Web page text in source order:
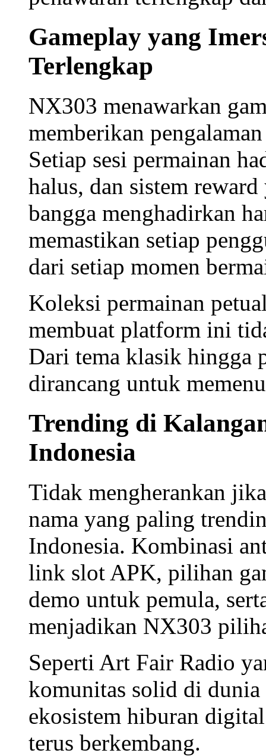
Gameplay yang
Terlengkap
NX303 menawarkan
memberikan
Setiap sesi permainan
halus, dan sistem
bangga menghadirkan
memastikan setiap
dari setiap momen
Koleksi permainan
membuat platform ini
Dari tema klasik hingga
dirancang untuk
Trending di
Indonesia
Tidak mengherankan
nama yang paling
Indonesia. Kombinasi
link slot APK, pilihan
demo untuk pemula,
menjadikan NX303
Seperti Art Fair Radio
komunitas solid di
ekosistem hiburan
terus berkembang.